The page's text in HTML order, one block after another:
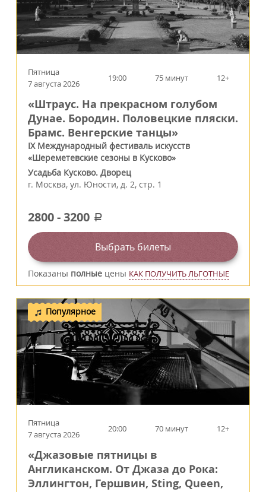
Пятница
7 августа 2026
19:00 75 минут 12+
«Штраус. На прекрасном голубом
Дунае. Бородин. Половецкие пляски.
Брамс. Венгерские танцы»
IX Международный фестиваль искусств
«Шереметевские сезоны в Кусково»
Усадьба Кусково. Дворец
г. Москва, ул. Юности, д. 2, стр. 1
2800-3200 a
Выбрать билеты
Показаны полные цены КАК ПОЛУЧИТЬ ЛЬГОТНЫЕ
Популярное
Пятница
7 августа 2026
20:00 70 минут 12+
«Джазовые пятницы в
Англиканском. От Джаза до Рока:
Эллингтон, Гершвин, Sting, Queen,